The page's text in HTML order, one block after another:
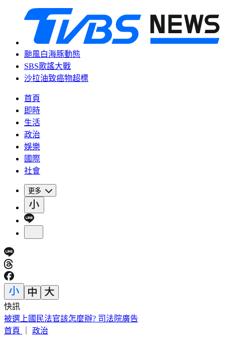
颱風白海豚動態
SBS歌謠大戰
沙拉油致癌物超標
首頁
即時
生活
政治
娛樂
國際
社會
更多
快訊
白海豚颱風「最新暴風侵襲率」這縣市最高
首頁
政治